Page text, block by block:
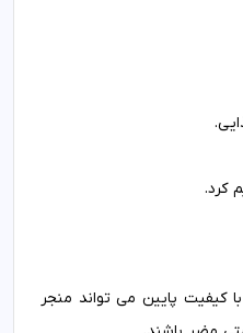
کرد.
کیفیت پایین می تواند منجر